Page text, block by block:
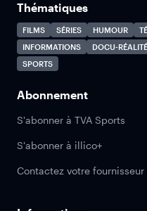
Thématiques
FILMS SÉRIES HUMOUR
INFORMATIONS
DOCU-
SPORTS
Abonnement
S'abonner à TVA Sports
S'abonner à illico+
Contactez votre fournisseur